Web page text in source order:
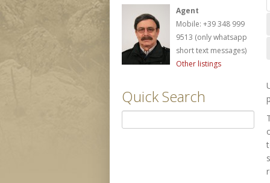
Agent
Mobile: +39 348 999
9513 (only whatsapp
short text messages)
Other listings
Quick Search